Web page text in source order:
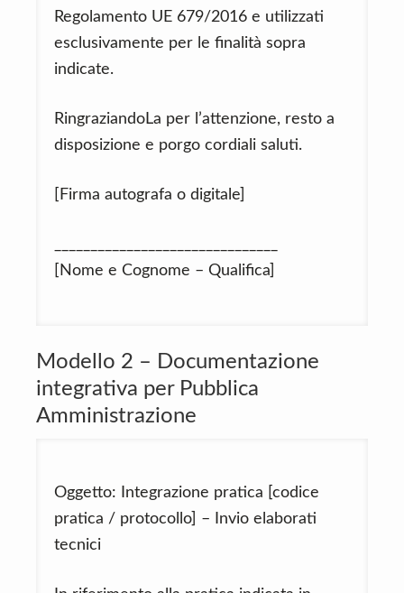
Regolamento UE 679/2016 e utilizzati
esclusivamente per le finalità sopra
indicate.
RingraziandoLa per l’attenzione, resto a
disposizione e porgo cordiali saluti.
[Firma autografa o digitale]
[Nome e Cognome – Qualifica]
Modello 2 – Documentazione
integrativa per Pubblica
Amministrazione
Oggetto: Integrazione pratica [codice
pratica / protocollo] – Invio elaborati
tecnici